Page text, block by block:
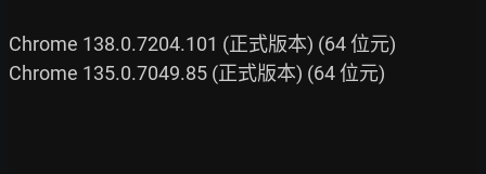
Chrome 138.0.7204.101 (正式版本) (64 位元)
Chrome 135.0.7049.85 (正式版本) (64 位元)